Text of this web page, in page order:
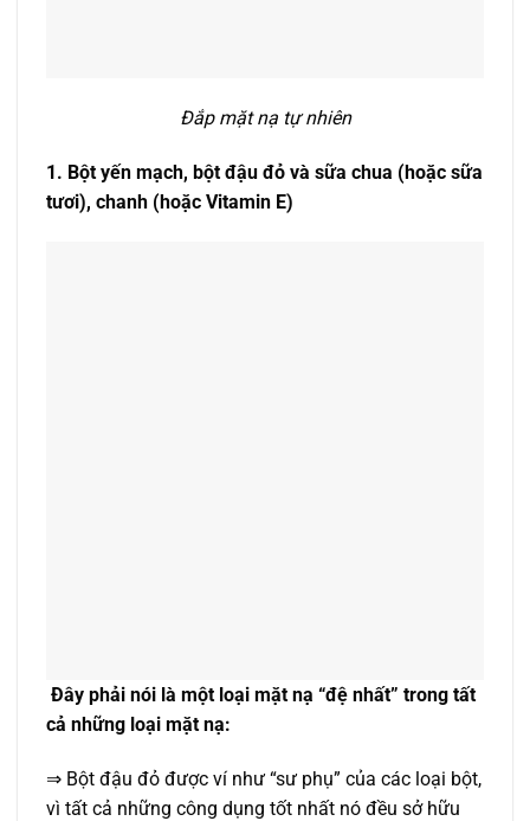
Đắp mặt nạ tự nhiên
1. Bột yến mạch, bột đậu đỏ và sữa chua (hoặc sữa
tươi), chanh (hoặc Vitamin E)
Đây phải nói là một loại mặt nạ “đệ nhất” trong tất
cả những loại mặt nạ:
⇒ Bột đậu đỏ được ví như “sư phụ” của các loại bột,
vì tất cả những công dụng tốt nhất nó đều sở hữu